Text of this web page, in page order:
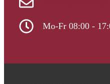
Mo-Fr 08:00 -